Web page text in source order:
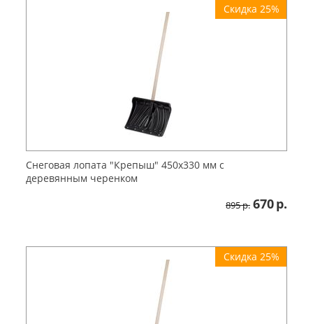
Скидка 25%
Снеговая лопата "Крепыш" 450х330 мм с
деревянным черенком
895р. 670р.
Скидка 25%